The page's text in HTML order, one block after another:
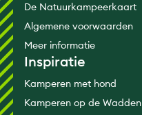
De Natuurkampeerkaart
Algemene voorwaarden
Meer informatie
Inspiratie
Kamperen met hond
Kamperen op de Wadden